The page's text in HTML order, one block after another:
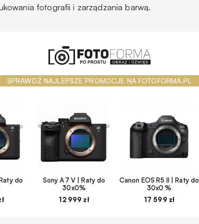
fotografii i zarządzania barwą.
SPRAWDŹ NAJLEPSZE PROMOCJE NA FOTOFORMA.PL
do
Sony A7 V | Raty do
30x0%
12 999 zł
Canon EOS R5 II | Raty do
30x0 %
17 599 zł